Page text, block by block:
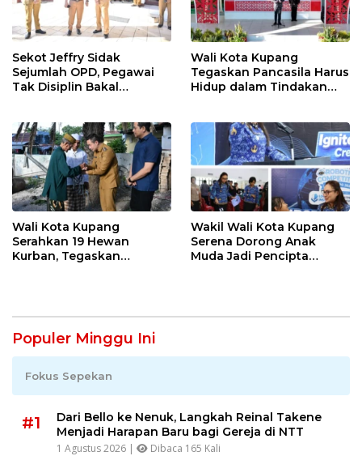
Sekot Jeffry Sidak
Sejumlah OPD, Pegawai
Tak Disiplin Bakal
Wali Kota Kupang
Tegaskan Pancasila Harus
Hidup dalam Tindakan
Wali Kota Kupang
Serahkan 19 Hewan
Kurban, Tegaskan
Wakil Wali Kota Kupang
Serena Dorong Anak
Muda Jadi Pencipta
Populer Minggu Ini
Fokus Sepekan
#1
Dari Bello ke Nenuk, Langkah Reinal Takene
Menjadi Harapan Baru bagi Gereja di NTT
1 Agustus 2026 | Dibaca 165 Kali